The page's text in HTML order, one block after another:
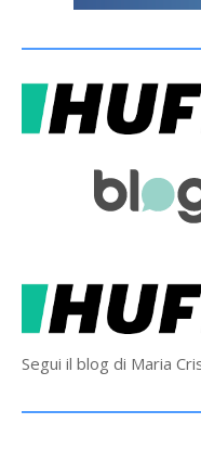
Segui il blog di Maria